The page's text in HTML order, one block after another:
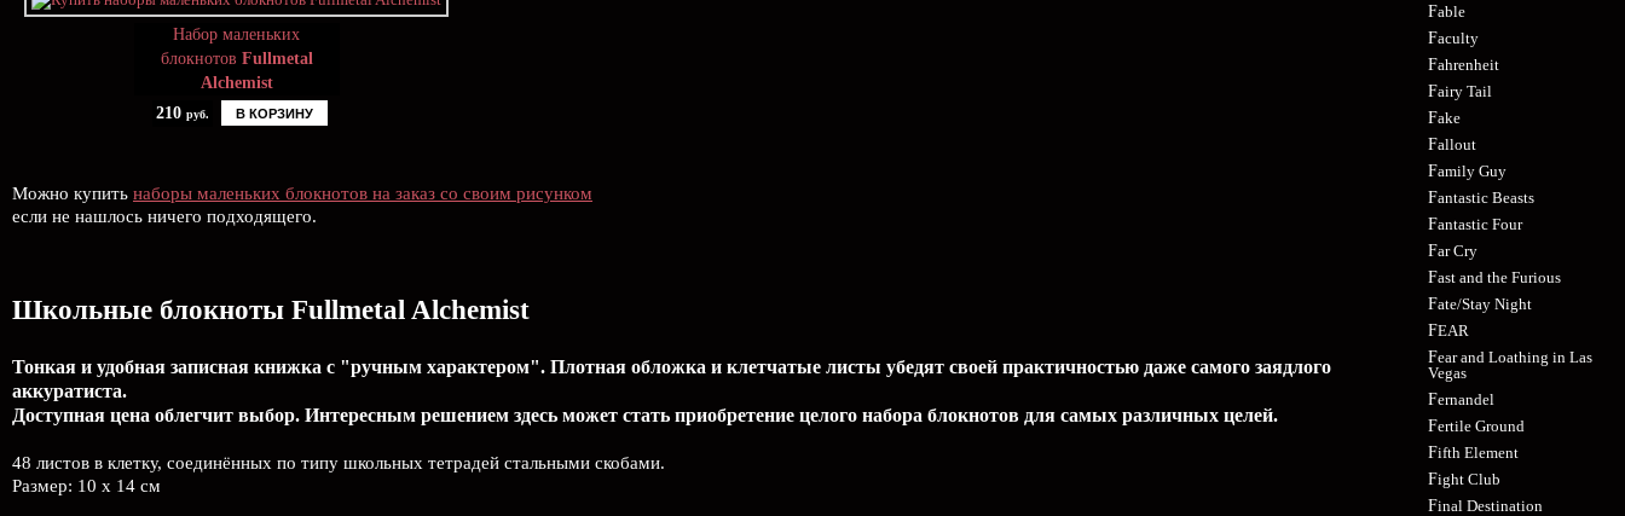
Набор маленьких
блокнотов Fullmetal
Alchemist
210 руб. В КОРЗИНУ
Можно купить наборы маленьких блокнотов на заказ со своим рисунком
если не нашлось ничего подходящего.
Школьные блокноты Fullmetal Alchemist
Тонкая и удобная записная книжка с "ручным характером". Плотная обложка и клетчатые листы убедят своей практичностью даже самого заядлого
аккуратиста.
Доступная цена облегчит выбор. Интересным решением здесь может стать приобретение целого набора блокнотов для самых различных целей.
48 листов в клетку, соединённых по типу школьных тетрадей стальными скобами.
Размер: 10 x 14 см
Fable
Faculty
Fahrenheit
Fairy Tail
Fake
Fallout
Family Guy
Fantastic Beasts
Fantastic Four
Far Cry
Fast and the Furious
Fate/Stay Night
FEAR
Fear and Loathing in Las
Vegas
Fernandel
Fertile Ground
Fifth Element
Fight Club
Final Destination